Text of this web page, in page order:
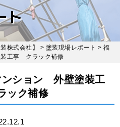
ト
株式会社】 > 塗装現場レポート > 福
工事 クラック補修
ション 外壁塗装工
ック補修